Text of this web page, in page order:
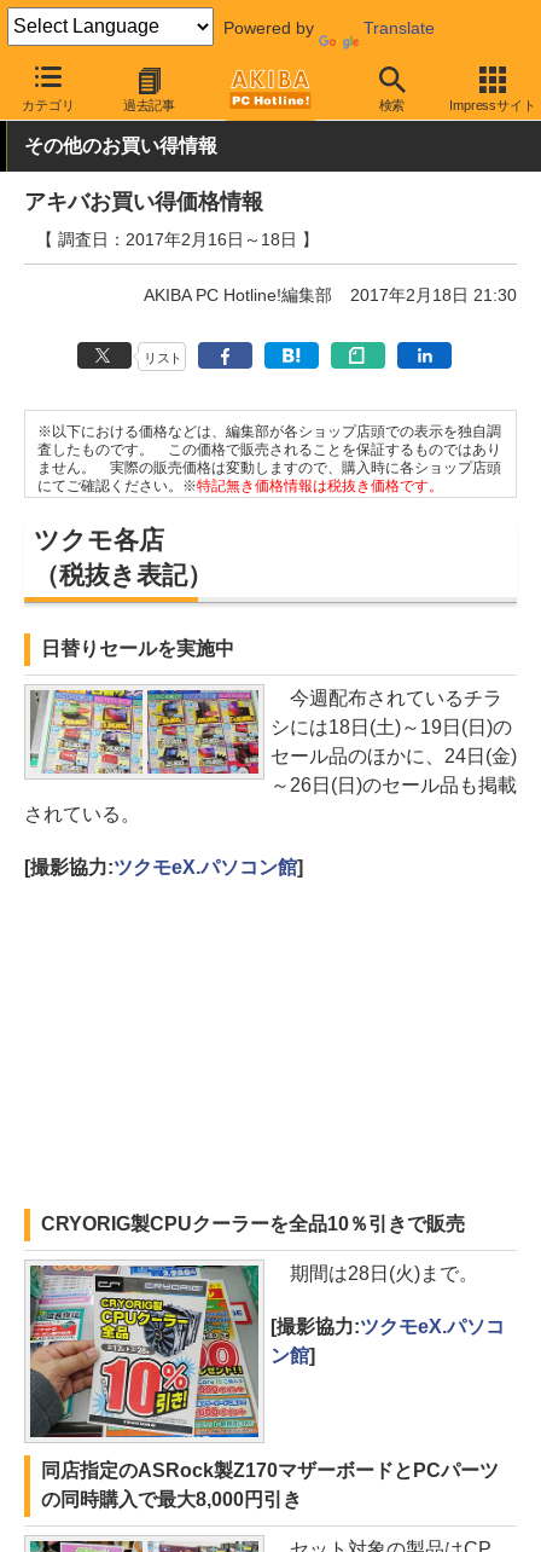
Powered by Translate
カテゴリ 過去記事 検索 Impressサイト
AKIBA PC Hotline! 秋葉原情報 価格情報 特価情報
その他のお買い得情報
アキバお買い得価格情報
【 調査日：2017年2月16日～18日 】
AKIBA PC Hotline!編集部 2017年2月18日 21:30
リスト
※以下における価格などは、編集部が各ショップ店頭での表示を独自調
査したものです。 この価格で販売されることを保証するものではあり
ません。 実際の販売価格は変動しますので、購入時に各ショップ店頭
にてご確認ください。※特記無き価格情報は税抜き価格です。
ツクモ各店
（税抜き表記）
日替りセールを実施中
今週配布されているチラ
シには18日(土)～19日(日)の
セール品のほかに、24日(金)
～26日(日)のセール品も掲載
されている。
[撮影協力:ツクモeX.パソコン館]
CRYORIG製CPUクーラーを全品10％引きで販売
期間は28日(火)まで。
[撮影協力:ツクモeX.パソコ
ン館]
同店指定のASRock製Z170マザーボードとPCパーツ
の同時購入で最大8,000円引き